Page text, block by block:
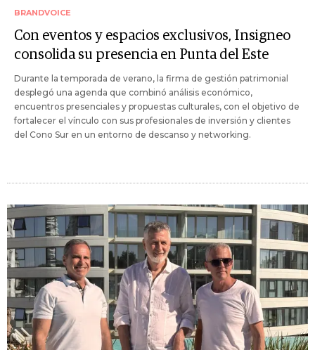
BRANDVOICE
Con eventos y espacios exclusivos, Insigneo
consolida su presencia en Punta del Este
Durante la temporada de verano, la firma de gestión patrimonial
desplegó una agenda que combinó análisis económico,
encuentros presenciales y propuestas culturales, con el objetivo de
fortalecer el vínculo con sus profesionales de inversión y clientes
del Cono Sur en un entorno de descanso y networking.